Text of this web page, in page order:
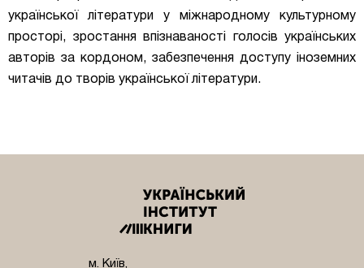
української літератури у міжнародному культурному
просторі, зростання впізнаваності голосів українських
авторів за кордоном, забезпечення доступу іноземних
читачів до творів української літератури.
м. Київ,